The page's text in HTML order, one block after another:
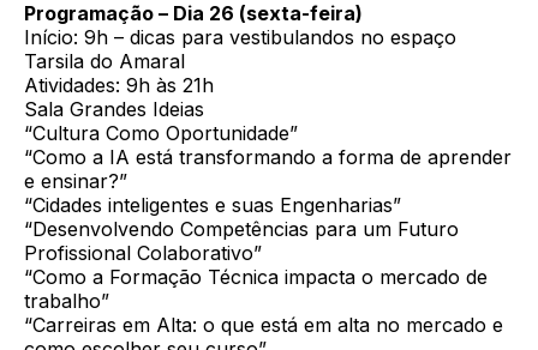
Programação – Dia 26 (sexta-feira)
Início: 9h – dicas para vestibulandos no espaço
Tarsila do Amaral
Atividades: 9h às 21h
Sala Grandes Ideias
“Cultura Como Oportunidade”
“Como a IA está transformando a forma de aprender
e ensinar?”
“Cidades inteligentes e suas Engenharias”
“Desenvolvendo Competências para um Futuro
Profissional Colaborativo”
“Como a Formação Técnica impacta o mercado de
trabalho”
“Carreiras em Alta: o que está em alta no mercado e